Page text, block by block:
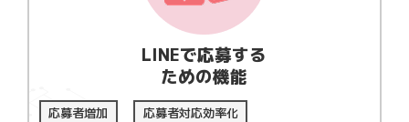
LINEで応募する
ための機能
応募者増加 応募者対応効率化